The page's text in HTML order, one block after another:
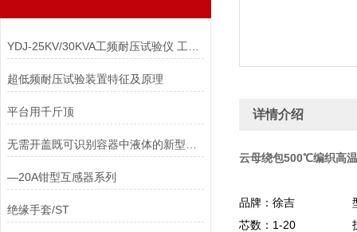
超低频耐压试验装置特征及原理
平台用千斤顶
—20A钳型互感器系列
绝缘手套/ST
详情介绍
云母绕包500℃编织高
品牌：徐吉
芯数：1-20